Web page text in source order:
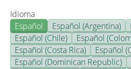
Idioma
Español
Español (Argentina)
Español (Chile)
Español
Español (Costa Rica)
Español
Español (Dominican Republic)